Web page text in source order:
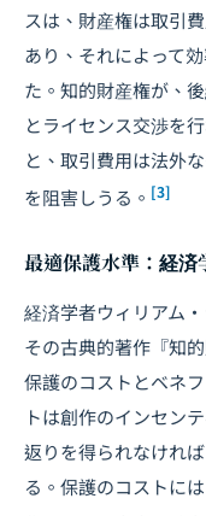
スは、財産権は取引
あり、それによって
た。知的財産権が、
とライセンス交渉を
と、取引費用は法外
を阻害しうる。 [3]
最適保護水準：経済
経済学者ウィリアム
その古典的著作『知
保護のコストとベネ
トは創作のインセン
返りを得られなけれ
る。保護のコストに